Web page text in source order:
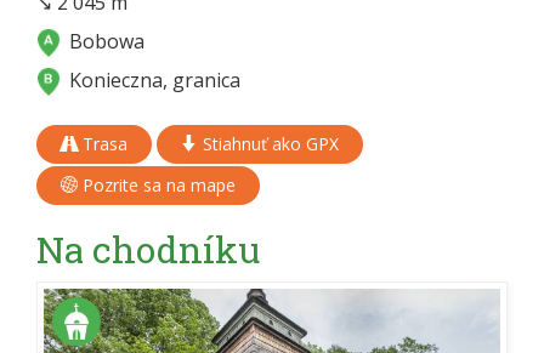
Bobowa
Konieczna, granica
Trasa
Stiahnuť ako GPX
Pozrite sa na mape
Na chodníku